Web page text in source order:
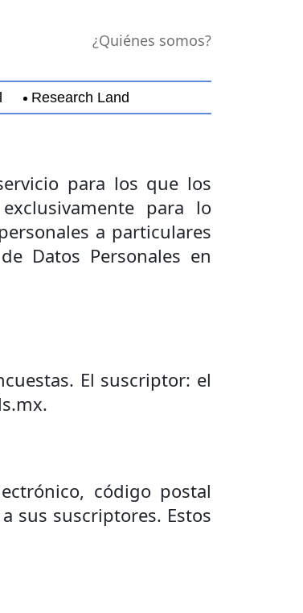
¿Quiénes somos?
Research Land
para los que los
para lo
a particulares
Datos Personales en
El suscriptor: el
código postal
sus suscriptores. Estos